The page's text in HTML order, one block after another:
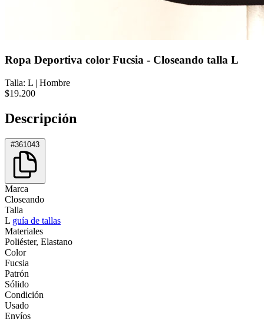
Ropa Deportiva color Fucsia - Closeando talla L
Talla: L | Hombre
$19.200
Descripción
#361043
Marca
Closeando
Talla
L guía de tallas
Materiales
Poliéster, Elastano
Color
Fucsia
Patrón
Sólido
Condición
Usado
Envíos